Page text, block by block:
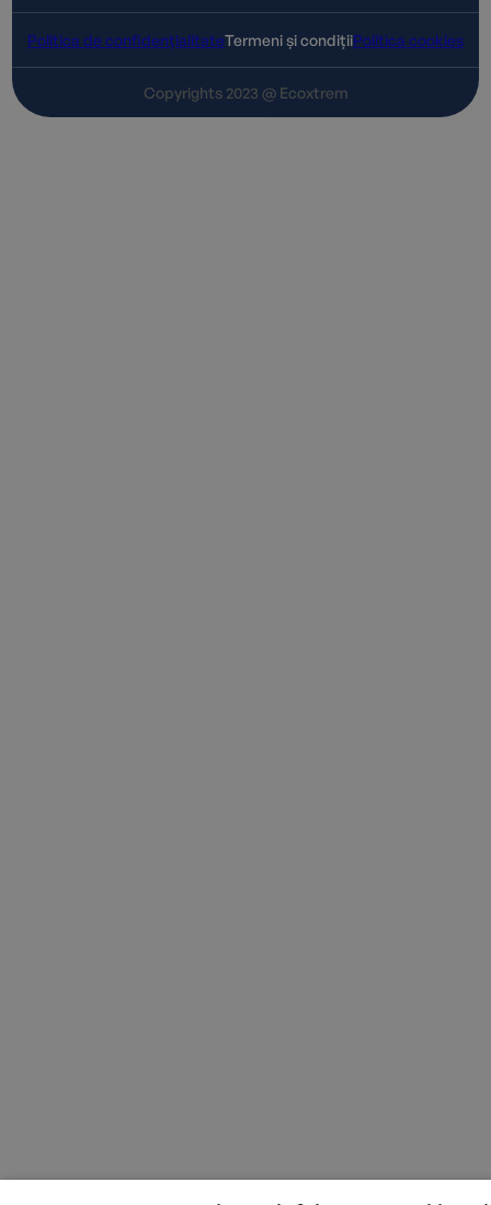
Politica de confidențialitateTermeni și condițiiPolitica cookies
Copyrights 2023 @ Ecoxtrem